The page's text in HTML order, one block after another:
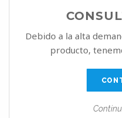
Debido a la alta
producto,